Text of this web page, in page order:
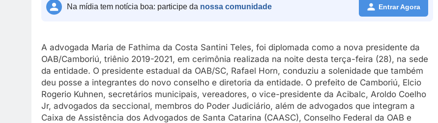
Na mídia tem notícia boa: participe da nossa comunidade Entrar Agora
A advogada Maria de Fathima da Costa Santini Teles, foi diplomada como a nova presidente da
OAB/Camboriú, triênio 2019-2021, em cerimônia realizada na noite desta terça-feira (28), na sede
da entidade. O presidente estadual da OAB/SC, Rafael Horn, conduziu a solenidade que também
deu posse a integrantes do novo conselho e diretoria da entidade. O prefeito de Camboriú, Elcio
Rogerio Kuhnen, secretários municipais, vereadores, o vice-presidente da Acibalc, Aroldo Coelho
Jr, advogados da seccional, membros do Poder Judiciário, além de advogados que integram a
Caixa de Assistência dos Advogados de Santa Catarina (CAASC), Conselho Federal da OAB e